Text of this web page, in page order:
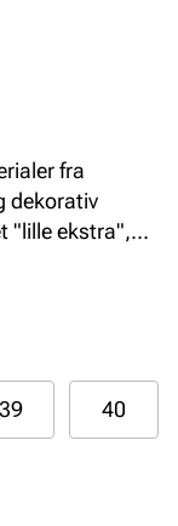
fra
dekorativ
"lille ekstra",
godt på foten.
39 40